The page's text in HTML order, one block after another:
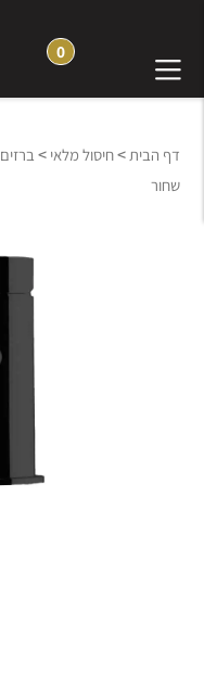
0
דף הבית>חיסול מלאי > ברזים
שחור